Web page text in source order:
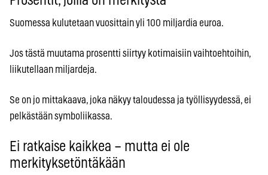
Suomessa kulutetaan vuosittain yli 100 miljardia euroa.
Jos tästä muutama prosentti siirtyy kotimaisiin vaihtoehtoihin,
liikutellaan miljardeja.
Se on jo mittakaava, joka näkyy taloudessa ja työllisyydessä, ei
pelkästään symboliikassa.
Ei ratkaise kaikkea – mutta ei ole
merkityksetöntäkään